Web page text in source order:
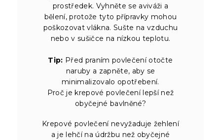
prostředek. Vyhněte se aviváži a
bělení, protože tyto přípravky mohou
poškozovat vlákna. Sušte na vzduchu
nebo v sušičce na nízkou teplotu.
Tip: Před praním povlečení otočte
naruby a zapněte, aby se
minimalizovalo opotřebení.
Proč je krepové povlečení lepší než
obyčejné bavlněné?
Krepové povlečení nevyžaduje žehlení
a je lehčí na údržbu než obyčejné